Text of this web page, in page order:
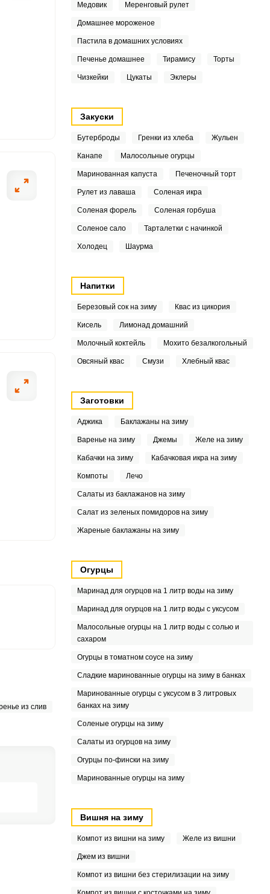
из слив
Медовик Меренговый рулет
Домашнее мороженое
Пастила в домашних условиях
Печенье домашнее Тирамису Торты
Чизкейки Цукаты Эклеры
Закуски
Бутерброды Гренки из хлеба Жульен
Канапе Малосольные огурцы
Маринованная капуста Печеночный торт
Рулет из лаваша Соленая икра
Соленая форель Соленая горбуша
Соленое сало Тарталетки с начинкой
Холодец Шаурма
Напитки
Березовый сок на зиму Квас из цикория
Кисель Лимонад домашний
Молочный коктейль Мохито безалкогольный
Овсяный квас Смузи Хлебный квас
Заготовки
Аджика Баклажаны на зиму
Варенье на зиму Джемы Желе на зиму
Кабачки на зиму Кабачковая икра на зиму
Компоты Лечо
Салаты из баклажанов на зиму
Салат из зеленых помидоров на зиму
Жареные баклажаны на зиму
Огурцы
Маринад для огурцов на 1 литр воды на зиму
Маринад для огурцов на 1 литр воды с уксусом
Малосольные огурцы на 1 литр воды с солью и
сахаром
Огурцы в томатном соусе на зиму
Сладкие маринованные огурцы на зиму в банках
Маринованные огурцы с уксусом в 3 литровых
банках на зиму
Соленые огурцы на зиму
Салаты из огурцов на зиму
Огурцы по-фински на зиму
Маринованные огурцы на зиму
Вишня на зиму
Компот из вишни на зиму Желе из вишни
Джем из вишни
Компот из вишни без стерилизации на зиму
лучше всего
и отделить от